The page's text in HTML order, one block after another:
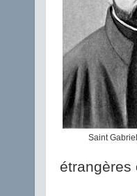
Saint
étrangères